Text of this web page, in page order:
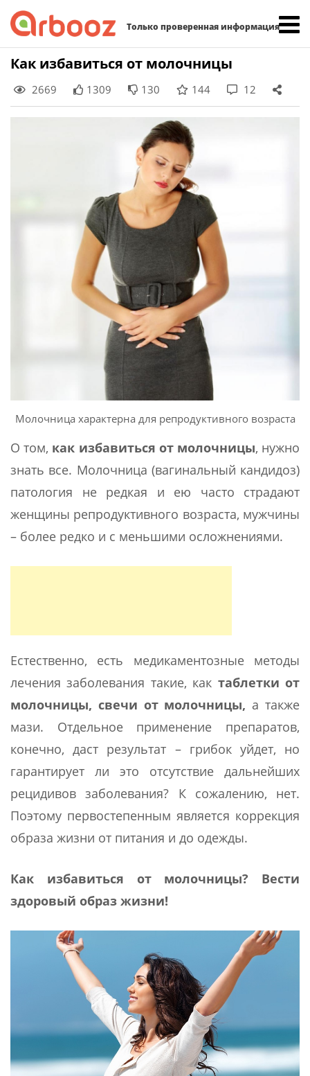
Только проверенная информация
Skip
content
Как избавиться от молочницы
2669 1309 130 144 12
Молочница характерна для репродуктивного возраста
О том, как избавиться от молочницы, нужно
знать все. Молочница (вагинальный кандидоз)
патология не редкая и ею часто страдают
женщины репродуктивного возраста, мужчины
– более редко и с меньшими осложнениями.
Естественно, есть медикаментозные методы
лечения заболевания такие, как таблетки от
молочницы, свечи от молочницы, а также
мази. Отдельное применение препаратов,
конечно, даст результат – грибок уйдет, но
гарантирует ли это отсутствие дальнейших
рецидивов заболевания? К сожалению, нет.
Поэтому первостепенным является коррекция
образа жизни от питания и до одежды.
Как избавиться от молочницы?
Вести
здоровый образ жизни!
Найти: